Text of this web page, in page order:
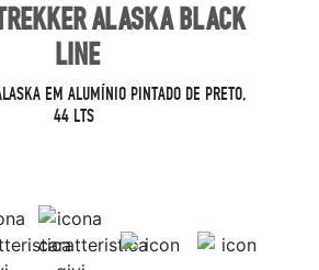
ALASKA BLACK
LINE
EM ALUMÍNIO PINTADO DE PRETO,
44 LTS